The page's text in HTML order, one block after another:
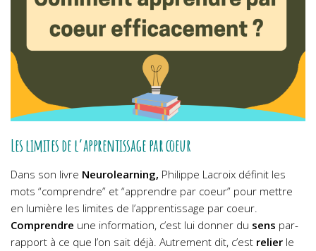
Les limites de l’apprentissage par coeur
Dans son livre Neurolearning, Philippe Lacroix définit les
mots “comprendre” et “apprendre par coeur” pour mettre
en lumière les limites de l’apprentissage par coeur.
Comprendre une information, c’est lui donner du sens par-
rapport à ce que l’on sait déjà. Autrement dit, c’est relier le